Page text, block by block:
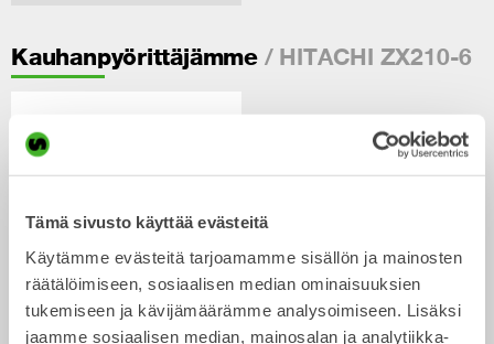
Tämä sivusto käyttää evästeitä
Käytämme evästeitä tarjoamamme sisällön ja mainosten
räätälöimiseen, sosiaalisen median ominaisuuksien
tukemiseen ja kävijämäärämme analysoimiseen. Lisäksi
jaamme sosiaalisen median, mainosalan ja analytiikka-
Kauhanpyörittäjämme/ HITACHI ZX210-6